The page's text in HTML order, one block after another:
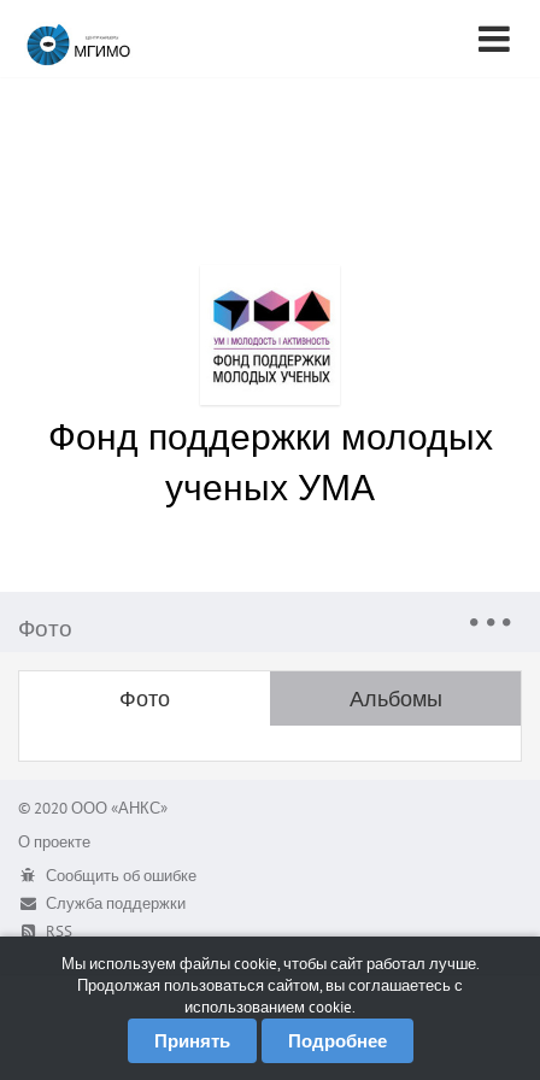
Фонд поддержки молодых
ученых УМА
Фото
Фото Альбомы
© 2020 ООО «АНКС»
О проекте
Сообщить об ошибке
Служба поддержки
RSS
Мы используем файлы cookie, чтобы сайт работал лучше.
Продолжая пользоваться сайтом, вы соглашаетесь с
использованием cookie.
Принять Подробнее